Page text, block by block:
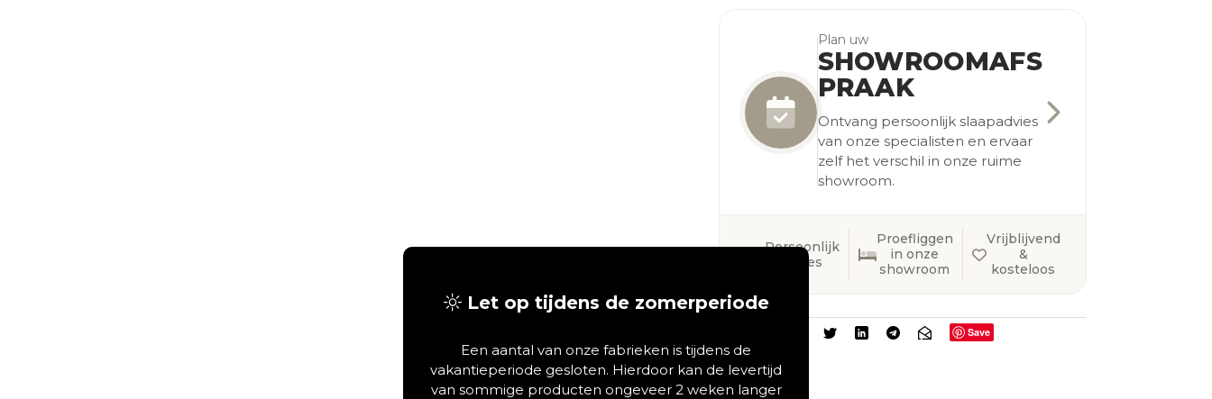
Plan uw
SHOWROOMAFS
PRAAK
Ontvang persoonlijk slaapadvies
van onze specialisten en ervaar
zelf het verschil in onze ruime
showroom.
Persoonlijk
advies
Proefliggen
in onze
showroom
Vrijblijvend
&
kosteloos
Save
Let op tijdens de zomerperiode
Een aantal van onze fabrieken is tijdens de
vakantieperiode gesloten. Hierdoor kan de levertijd
van sommige producten ongeveer 2 weken langer